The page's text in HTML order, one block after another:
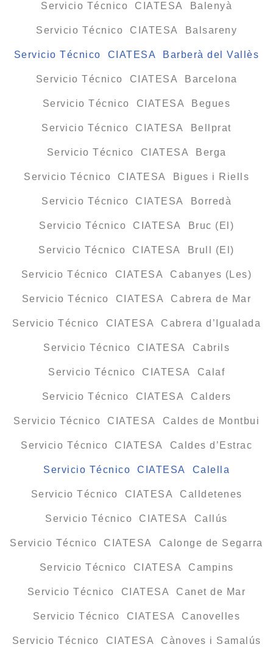
Servicio Técnico CIATESA Balenyà
Servicio Técnico CIATESA Balsareny
Servicio Técnico CIATESA Barberà del Vallès
Servicio Técnico CIATESA Barcelona
Servicio Técnico CIATESA Begues
Servicio Técnico CIATESA Bellprat
Servicio Técnico CIATESA Berga
Servicio Técnico CIATESA Bigues i Riells
Servicio Técnico CIATESA Borredà
Servicio Técnico CIATESA Bruc (El)
Servicio Técnico CIATESA Brull (El)
Servicio Técnico CIATESA Cabanyes (Les)
Servicio Técnico CIATESA Cabrera de Mar
Servicio Técnico CIATESA Cabrera d’Igualada
Servicio Técnico CIATESA Cabrils
Servicio Técnico CIATESA Calaf
Servicio Técnico CIATESA Calders
Servicio Técnico CIATESA Caldes de Montbui
Servicio Técnico CIATESA Caldes d’Estrac
Servicio Técnico CIATESA Calella
Servicio Técnico CIATESA Calldetenes
Servicio Técnico CIATESA Callús
Servicio Técnico CIATESA Calonge de Segarra
Servicio Técnico CIATESA Campins
Servicio Técnico CIATESA Canet de Mar
Servicio Técnico CIATESA Canovelles
Servicio Técnico CIATESA Cànoves i Samalús